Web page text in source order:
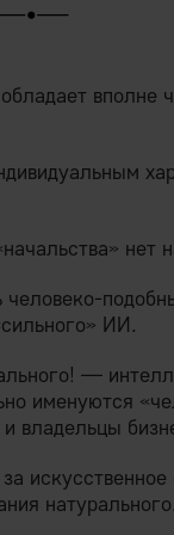
обладает вполне
нет
ИИ.
—
именуются
владельцы
натурального.